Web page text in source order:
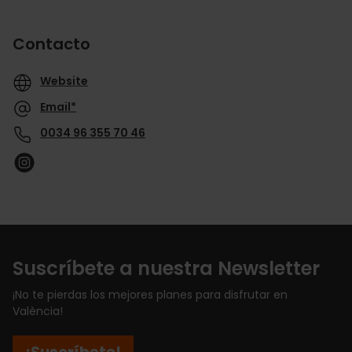
Contacto
Website
Email*
0034 96 355 70 46
Suscríbete a nuestra Newsletter
¡No te pierdas los mejores planes para disfrutar en
València!